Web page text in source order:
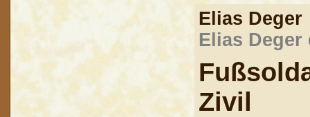
Elias
Elias
Zivil